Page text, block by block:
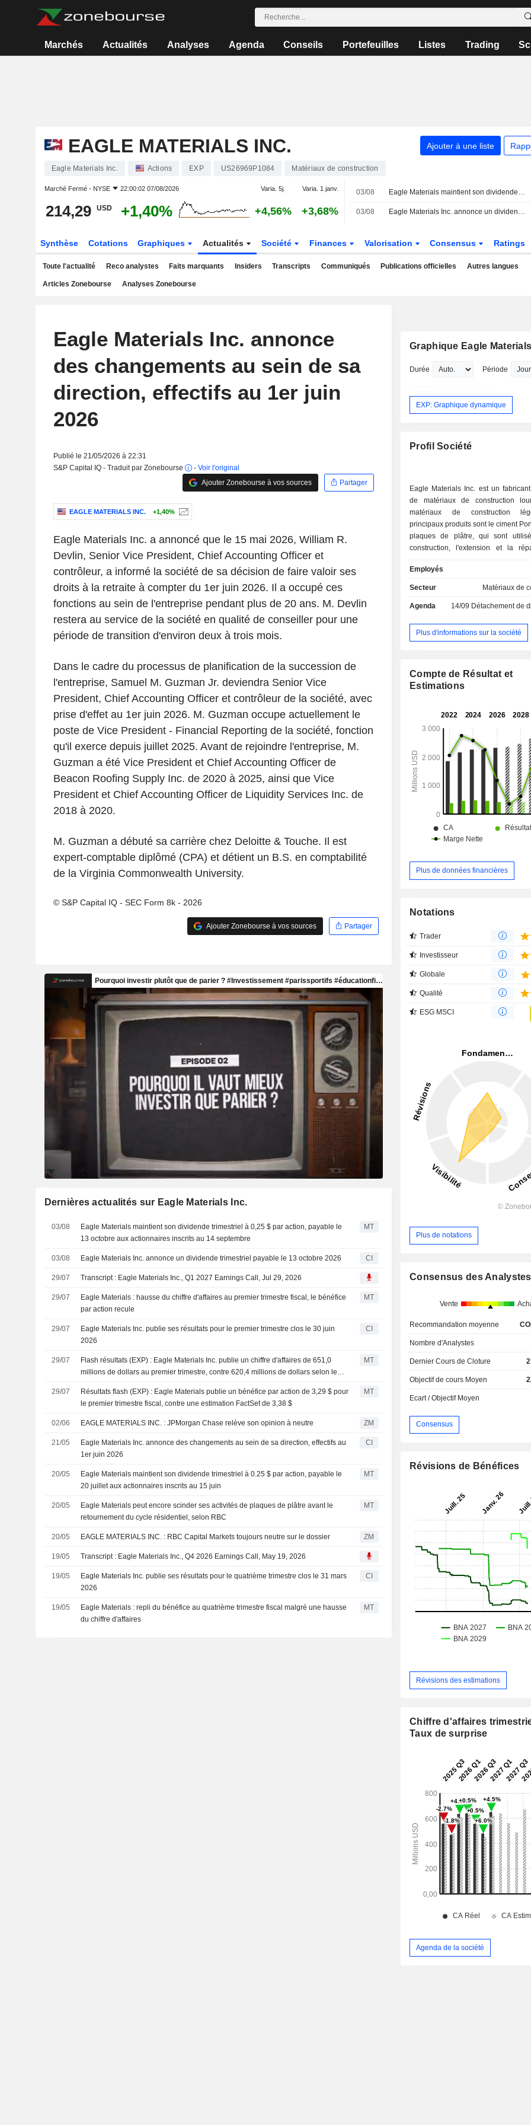
Marchés Actualités Analyses Agenda Conseils Portefeuilles Listes Trading
EAGLE MATERIALS INC. Ajouter à une liste
Eagle Materials Inc. Actions EXP US26969P1084 Matériaux de construction
Marché Fermé - NYSE 22:00:02 07/08/2026 Varia. 5j. Varia. 1 janv.
214,29 USD +1,40% +4,56% +3,68%
03/08 Eagle Materials maintient son dividende trimestriel à 0,25 $ par action, payable le 13 octobre aux actionnaires inscrits au 14 septembre
03/08 Eagle Materials Inc. annonce un dividende trimestriel payable le 13 octobre 2026
Synthèse Cotations Graphiques Actualités Société Finances Valorisation Consensus Ratings
Toute l'actualité Reco analystes Faits marquants Insiders Transcripts Communiqués Publications officielles Autres langues
Articles Zonebourse Analyses Zonebourse
Eagle Materials Inc. annonce
des changements au sein de sa
direction, effectifs au 1er juin
2026
Publié le 21/05/2026 à 22:31
S&P Capital IQ - Traduit par Zonebourse
- Voir l'original
Ajouter Zonebourse à vos sources
Partager
EAGLE MATERIALS INC. +1,40%
Eagle Materials Inc. a annoncé que le 15 mai 2026, William R.
Devlin, Senior Vice President, Chief Accounting Officer et
contrôleur, a informé la société de sa décision de faire valoir ses
droits à la retraite à compter du 1er juin 2026. Il a occupé ces
fonctions au sein de l'entreprise pendant plus de 20 ans. M. Devlin
restera au service de la société en qualité de conseiller pour une
période de transition d'environ deux à trois mois.
Dans le cadre du processus de planification de la succession de
l'entreprise, Samuel M. Guzman Jr. deviendra Senior Vice
President, Chief Accounting Officer et contrôleur de la société, avec
prise d'effet au 1er juin 2026. M. Guzman occupe actuellement le
poste de Vice President - Financial Reporting de la société, fonction
qu'il exerce depuis juillet 2025. Avant de rejoindre l'entreprise, M.
Guzman a été Vice President et Chief Accounting Officer de
Beacon Roofing Supply Inc. de 2020 à 2025, ainsi que Vice
President et Chief Accounting Officer de Liquidity Services Inc. de
2018 à 2020.
M. Guzman a débuté sa carrière chez Deloitte & Touche. Il est
expert-comptable diplômé (CPA) et détient un B.S. en comptabilité
de la Virginia Commonwealth University.
© S&P Capital IQ - SEC Form 8k - 2026
Ajouter Zonebourse à vos sources Partager
Dernières actualités sur Eagle Materials Inc.
03/08
Eagle Materials maintient son dividende trimestriel à 0,25 $ par action, payable le
13 octobre aux actionnaires inscrits au 14 septembre
MT
03/08 Eagle Materials Inc. annonce un dividende trimestriel payable le 13 octobre 2026 CI
29/07 Transcript : Eagle Materials Inc., Q1 2027 Earnings Call, Jul 29, 2026
29/07
Eagle Materials : hausse du chiffre d'affaires au premier trimestre fiscal, le bénéfice
par action recule
MT
29/07
Eagle Materials Inc. publie ses résultats pour le premier trimestre clos le 30 juin
2026
CI
29/07
Flash résultats (EXP) : Eagle Materials Inc. publie un chiffre d'affaires de 651,0
millions de dollars au premier trimestre, contre 620,4 millions de dollars selon le
MT
29/07
Résultats flash (EXP) : Eagle Materials publie un bénéfice par action de 3,29 $ pour
le premier trimestre fiscal, contre une estimation FactSet de 3,38 $
MT
02/06 EAGLE MATERIALS INC. : JPMorgan Chase relève son opinion à neutre ZM
21/05
Eagle Materials Inc. annonce des changements au sein de sa direction, effectifs au
1er juin 2026
CI
20/05
Eagle Materials maintient son dividende trimestriel à 0.25 $ par action, payable le
20 juillet aux actionnaires inscrits au 15 juin
MT
20/05
Eagle Materials peut encore scinder ses activités de plaques de plâtre avant le
retournement du cycle résidentiel, selon RBC
MT
20/05 EAGLE MATERIALS INC. : RBC Capital Markets toujours neutre sur le dossier ZM
19/05 Transcript : Eagle Materials Inc., Q4 2026 Earnings Call, May 19, 2026
19/05
Eagle Materials Inc. publie ses résultats pour le quatrième trimestre clos le 31 mars
2026
CI
19/05
Eagle Materials : repli du bénéfice au quatrième trimestre fiscal malgré une hausse
du chiffre d'affaires
MT
Graphique Eagle
Durée Période
EXP: Graphique dynamique
Profil Société
Eagle Materials Inc. est un
de matériaux de construction
matériaux de construction
principaux produits sont le ciment
plaques de plâtre, qui sont
construction, l'extension et la
résidentielles, commerciales et
Ses segments d'activité comprennent
de plâtre et le carton recyclé. Ses
lourds, qui comprennent les
ciment, du béton et des
recyclé. Elle fabrique et
produits par l’intermédiaire
exploite environ huit
installations de broyage de
terminaux de distribution de ciment.
plus de 25 centrales à béton prêt à
usines de traitement des granulats,
de plaques de plâtre et une usine
recyclé.
Employés
Secteur Matériaux de
Agenda 14/09 Détachement de
Plus d'informations sur la société
Compte de Résultat et
Estimations
Plus de données financières
Notations
Trader
Investisseur
Globale
Qualité
ESG MSCI
Plus de notations
Consensus des Analystes
Vente
Recommandation moyenne
Nombre d'Analystes
Dernier Cours de Cloture
Objectif de cours Moyen
Ecart / Objectif Moyen
Consensus
Révisions de Bénéfices
Révisions des estimations
Chiffre d'affaires
Taux de surprise
Agenda de la société